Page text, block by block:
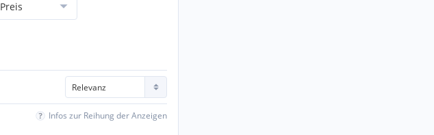
Preis
Infos zur Reihung der Anzeigen